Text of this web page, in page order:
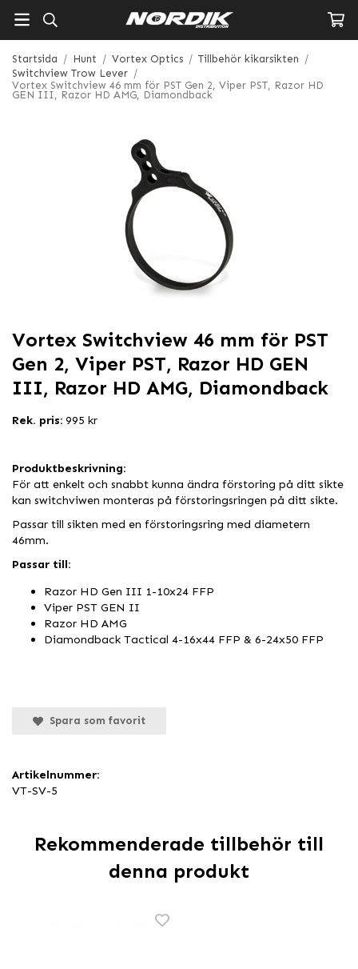
Startsida / Hunt / Vortex Optics / Tillbehör kikarsikten /
Switchview Trow Lever /
Vortex Switchview 46 mm för PST Gen 2, Viper PST, Razor HD
GEN III, Razor HD AMG, Diamondback
Vortex Switchview 46 mm för PST
Gen 2, Viper PST, Razor HD GEN
III, Razor HD AMG, Diamondback
Rek. pris: 995 kr
Produktbeskrivning:
För att enkelt och snabbt kunna ändra förstoring på ditt sikte
kan switchviwen monteras på förstoringsringen på ditt sikte.
Passar till sikten med en förstoringsring med diametern
46mm.
Passar till:
Razor HD Gen III 1-10x24 FFP
Viper PST GEN II
Razor HD AMG
Diamondback Tactical 4-16x44 FFP & 6-24x50 FFP
Spara som favorit
Artikelnummer:
VT-SV-5
Rekommenderade tillbehör till
denna produkt